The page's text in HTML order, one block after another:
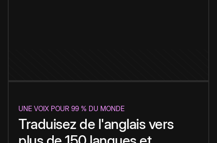
UNE VOIX POUR 99 % DU MONDE
Traduisez de l'anglais vers